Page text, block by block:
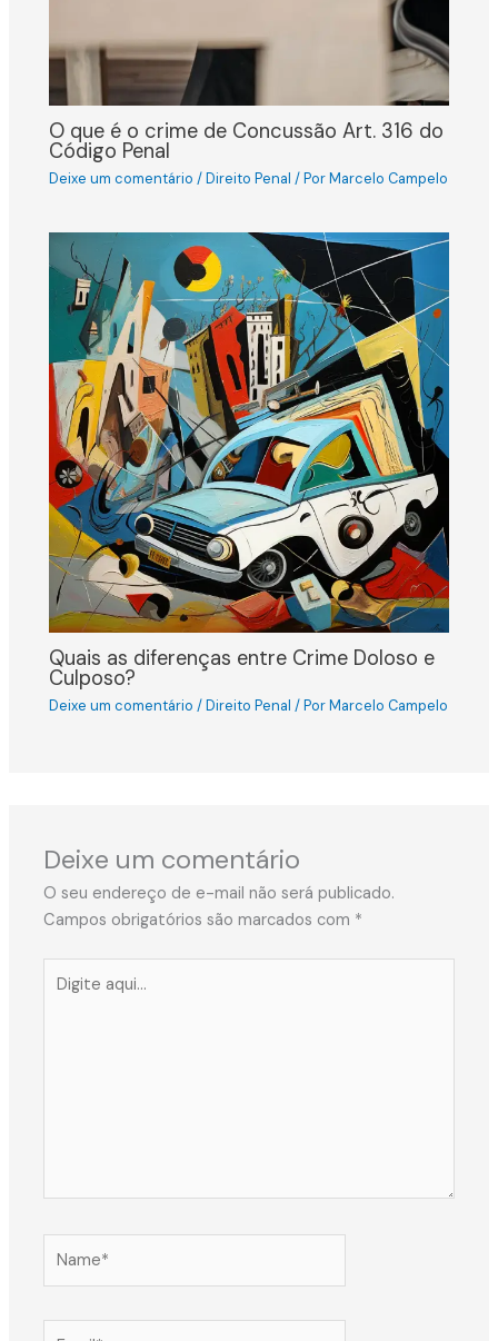
O que é o crime de Concussão Art. 316 do
Código Penal
Deixe um comentário /Direito Penal / PorMarcelo Campelo
Quais as diferenças entre Crime Doloso e
Culposo?
Deixe um comentário /Direito Penal / PorMarcelo Campelo
Deixe um comentário
O seu endereço de e-mail não será publicado.
Campos obrigatórios são marcados com *
aqui...